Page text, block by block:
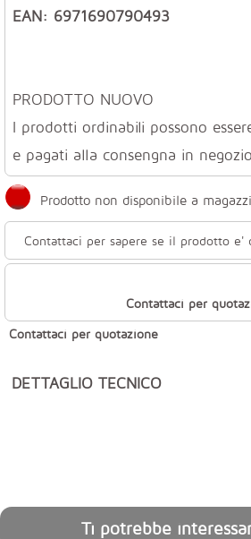
EAN: 6971690790493
PRODOTTO NUOVO
I prodotti ordinabili possono
e pagati alla consengna in negozio
Prodotto non disponibile a
Contattaci per sapere se il prodotto e'
Contattaci per
Contattaci per quotazione
DETTAGLIO TECNICO
Ti potrebbe